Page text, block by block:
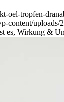
oel-tropfen-
content/
es, Wirkung &